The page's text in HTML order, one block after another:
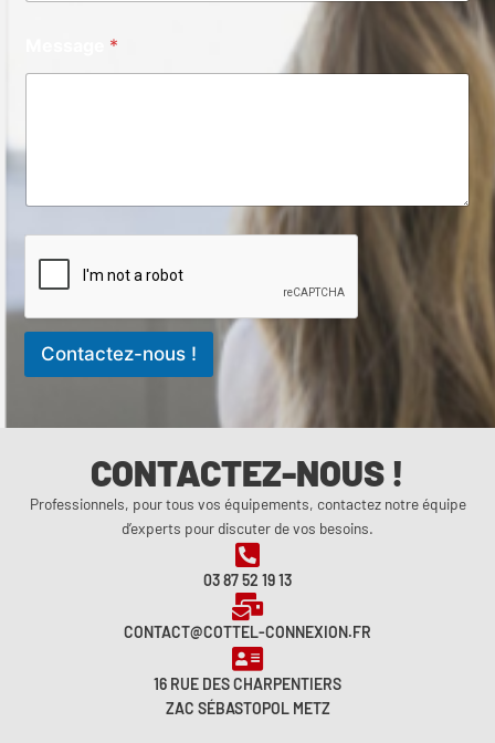
CONTACTEZ-NOUS !
Professionnels, pour tous vos équipements, contactez notre équipe
d’experts pour discuter de vos besoins.
03 87 52 19 13
CONTACT@COTTEL-CONNEXION.FR
16 RUE DES CHARPENTIERS
ZAC SÉBASTOPOL METZ
*
Contactez-nous !